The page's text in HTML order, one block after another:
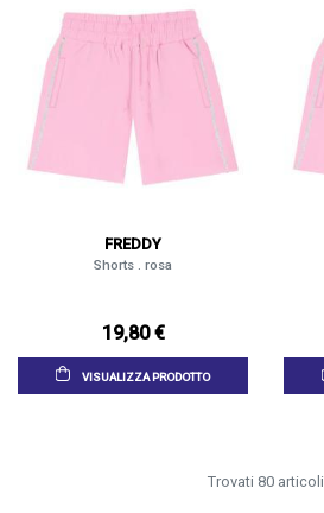
FREDDY
Shorts . rosa
19,80 €
VISUALIZZA PRODOTTO
Trovati 80 articoli